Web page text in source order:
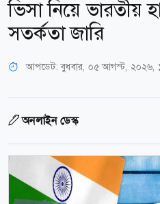
ভিসা নিয়ে ভারতীয়
সতর্কতা জারি
আপডেট: বুধবার, ০৫ আগস্ট, ২০২৬,
অনলাইন ডেস্ক